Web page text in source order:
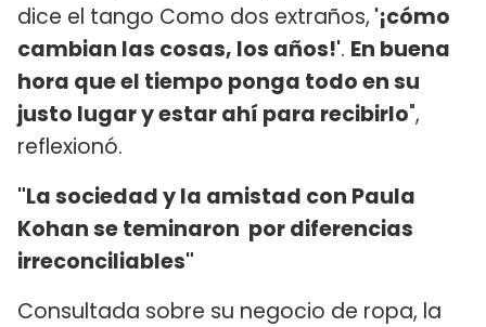
dice el tango Como dos extraños, '¡cómo
cambian las cosas, los años!'. En buena
hora que el tiempo ponga todo en su
justo lugar y estar ahí para recibirlo",
reflexionó.
"La sociedad y la amistad con Paula
Kohan se teminaron por diferencias
irreconciliables"
Consultada sobre su negocio de ropa, la